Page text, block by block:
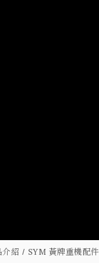
介紹 SYM 黃牌重機配件